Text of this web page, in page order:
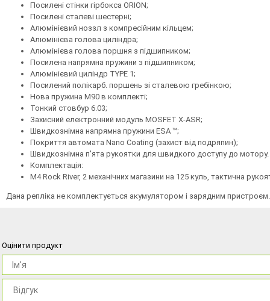
Посилені стінки гірбокса ORION;
Посилені сталеві шестерні;
Алюмінієвий ноззл з компресійним кільцем;
Алюмінієва голова циліндра;
Алюмінієва голова поршня з підшипником;
Посилена напрямна пружини з підшипником;
Алюмінієвий циліндр TYPE 1;
Посилений полікарб. поршень зі сталевою гребінкою;
Нова пружина М90 в комплекті;
Тонкий стовбур 6.03;
Захисний електронний модуль MOSFET X-ASR;
Швидкознімна напрямна пружини ESA ™;
Покриття автомата Nano Coating (захист від подряпин);
Швидкознімна п'ята рукоятки для швидкого доступу до мотору.
Комплектація:
М4 Rock River, 2 механічних магазини на 125 куль, тактична
Дана репліка не комплектується акумулятором і зарядним
Оцінити продукт